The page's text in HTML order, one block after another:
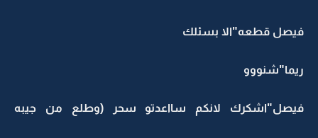
فيصل قطعه"الا بسئلك
ريما"شنووو
فيصل"اشكرك لانكم سااعدتو سحر (وطلع من جيبه